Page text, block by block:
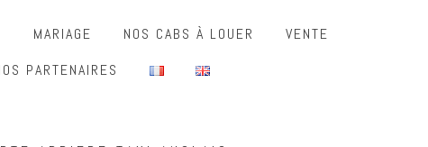
MARIAGE NOS CABS À LOUER
VENTE
PARTENAIRES